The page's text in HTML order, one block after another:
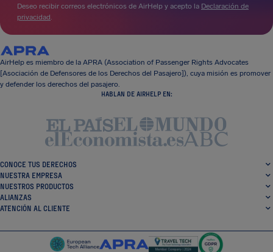
Deseo recibir correos electrónicos de AirHelp y acepto la Declaración de
privacidad.
AirHelp es miembro de la APRA (Association of Passenger Rights Advocates
[Asociación de Defensores de los Derechos del Pasajero]), cuya misión es promover
y defender los derechos del pasajero.
HABLAN DE AIRHELP EN:
CONOCE TUS DERECHOS
NUESTRA EMPRESA
NUESTROS PRODUCTOS
ALIANZAS
ATENCIÓN AL CLIENTE